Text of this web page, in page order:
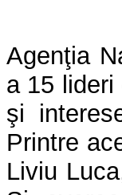
Agenţia
a 15
şi
Printre
Liviu